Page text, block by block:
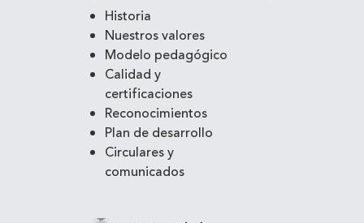
Historia
Nuestros valores
Modelo pedagógico
Calidad y
certificaciones
Reconocimientos
Plan de desarrollo
Circulares y
comunicados